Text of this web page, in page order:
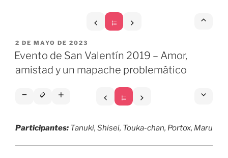
Valentín
2019
–
¡No
de
PUBLICADO
EL
2 DE MAYO DE 2023
Evento de San Valentín 2019 – Amor,
amistad y un mapache problemático
Participantes: Tanuki, Shisei, Touka-chan, Portox, Maru